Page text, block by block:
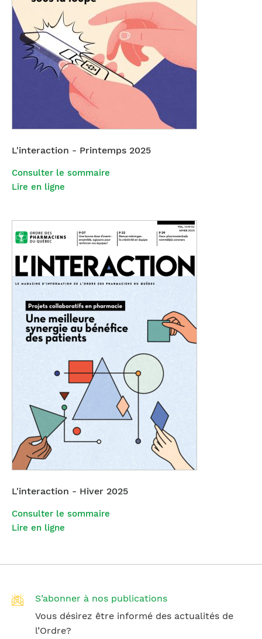
L'interaction - Printemps 2025
Consulter le sommaire
Lire en ligne
L'interaction - Hiver 2025
Consulter le sommaire
Lire en ligne
S’abonner à nos publications
Vous désirez être informé des actualités de
l’Ordre?